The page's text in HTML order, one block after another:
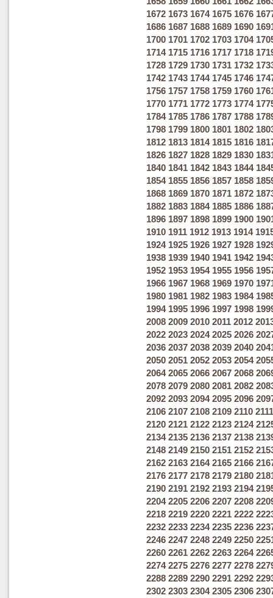
1672 1673 1674 1675 1676
1686 1687 1688 1689 1690
1700 1701 1702 1703 1704
1714 1715 1716 1717 1718
1728 1729 1730 1731 1732
1742 1743 1744 1745 1746
1756 1757 1758 1759 1760
1770 1771 1772 1773 1774
1784 1785 1786 1787 1788
1798 1799 1800 1801 1802
1812 1813 1814 1815 1816
1826 1827 1828 1829 1830
1840 1841 1842 1843 1844
1854 1855 1856 1857 1858
1868 1869 1870 1871 1872
1882 1883 1884 1885 1886
1896 1897 1898 1899 1900
1910 1911 1912 1913 1914
1924 1925 1926 1927 1928
1938 1939 1940 1941 1942
1952 1953 1954 1955 1956
1966 1967 1968 1969 1970
1980 1981 1982 1983 1984
1994 1995 1996 1997 1998
2008 2009 2010 2011 2012
2022 2023 2024 2025 2026
2036 2037 2038 2039 2040
2050 2051 2052 2053 2054
2064 2065 2066 2067 2068
2078 2079 2080 2081 2082
2092 2093 2094 2095 2096
2106 2107 2108 2109 2110 2111
2120 2121 2122 2123 2124
2134 2135 2136 2137 2138
2148 2149 2150 2151 2152
2162 2163 2164 2165 2166
2176 2177 2178 2179 2180
2190 2191 2192 2193 2194
2204 2205 2206 2207 2208
2218 2219 2220 2221 2222
2232 2233 2234 2235 2236
2246 2247 2248 2249 2250
2260 2261 2262 2263 2264
2274 2275 2276 2277 2278
2288 2289 2290 2291 2292
2302 2303 2304 2305 2306